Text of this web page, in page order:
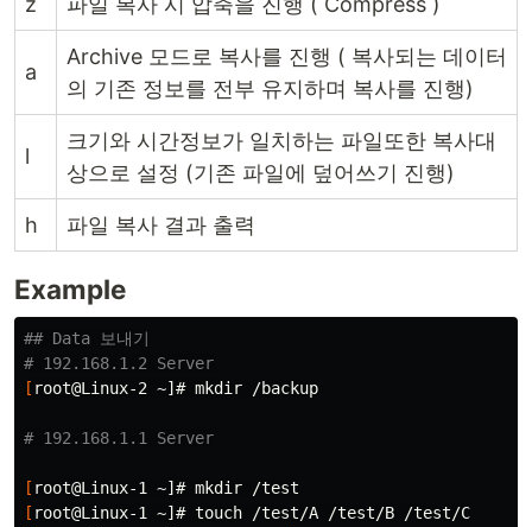
a
Archive 모드로 복사를 진행 ( 복사되는 데이터
의 기존 정보를 전부 유지하며 복사를 진행)
l
크기와 시간정보가 일치하는 파일또한 복사대
상으로 설정 (기존 파일에 덮어쓰기 진행)
h 파일 복사 결과 출력
Example
## Data 보내기
# 192.168.1.2 Server
[ root@Linux-2 ~]# mkdir /backup
# 192.168.1.1 Server
[ root@Linux-1 ~]# mkdir
[ root@Linux-1 ~]# touch